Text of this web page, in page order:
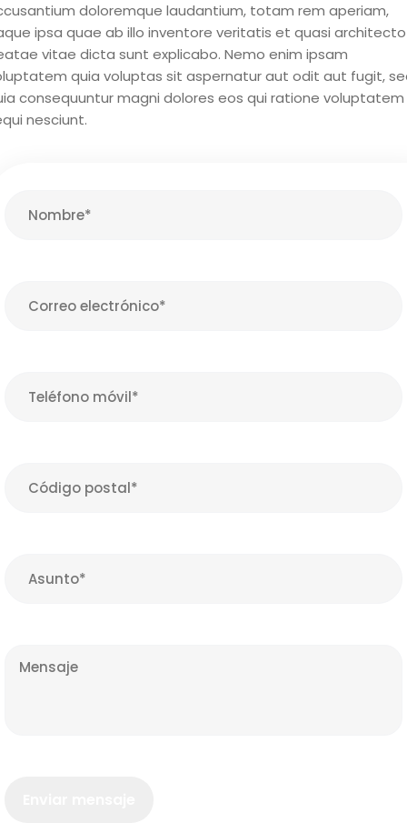
doloremque laudantium, totam rem aperiam,
ipsa quae ab illo inventore veritatis et quasi architecto
vitae dicta sunt explicabo. Nemo enim ipsam
quia voluptas sit aspernatur aut odit aut fugit,
consequuntur magni dolores eos qui ratione voluptatem
nesciunt.